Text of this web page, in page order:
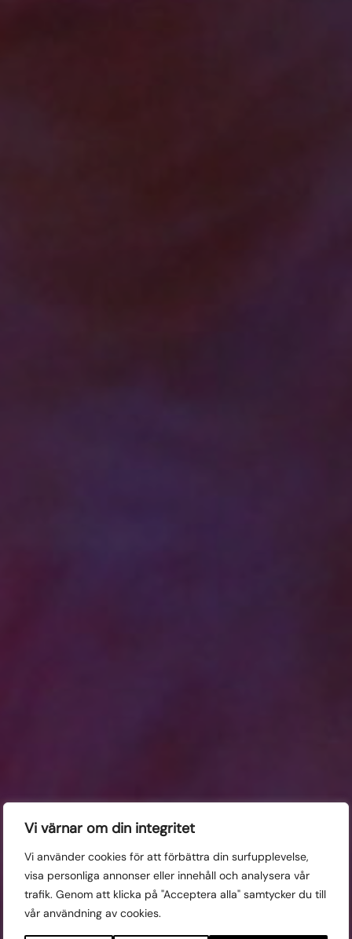
Vi värnar om din integritet
Vi använder cookies för att förbättra din surfupplevelse,
visa personliga annonser eller innehåll och analysera vår
trafik. Genom att klicka på "Acceptera alla" samtycker du till
vår användning av cookies.
Uppsala
Kortfilmspitch